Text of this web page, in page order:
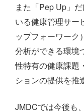
また「Pep Up」
いる健康管理サー
ップフォーワーク
分析ができる環境
性特有の健康課題
ションの提供を推
JMDCでは今後も